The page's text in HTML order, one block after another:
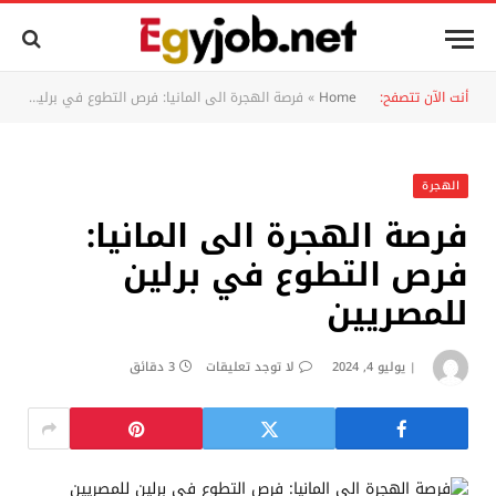
أنت الآن تتصفح: Home
» فرصة الهجرة الى المانيا: فرص التطوع في برلين للمصريين
الهجرة
فرصة الهجرة الى المانيا:
فرص التطوع في برلين
للمصريين
يوليو 4, 2024 لا توجد تعليقات 3 دقائق